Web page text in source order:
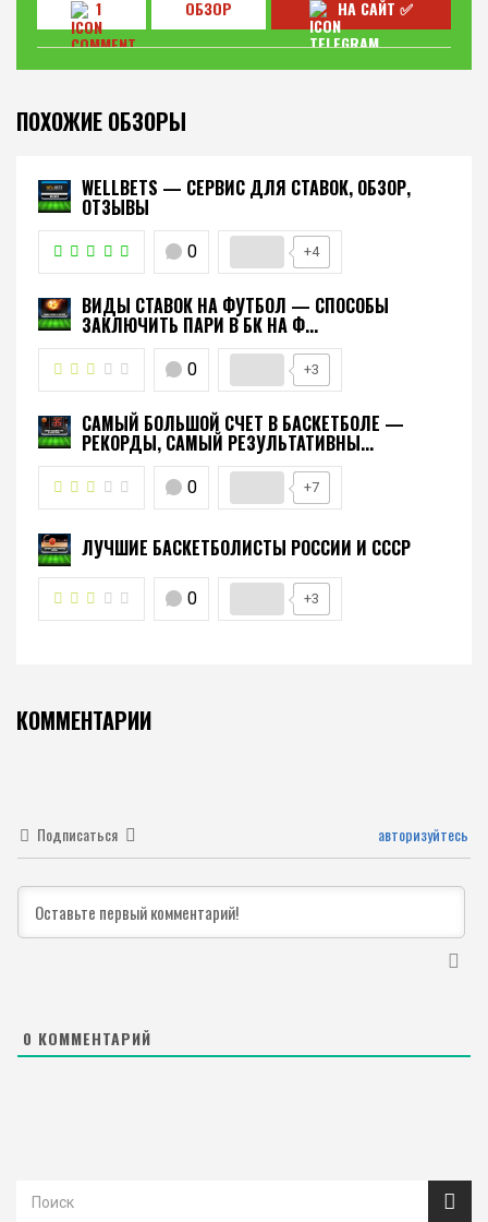
1 ОБЗОР НА САЙТ ✅
ПОХОЖИЕ ОБЗОРЫ
WELLBETS — СЕРВИС ДЛЯ СТАВОК, ОБЗОР,
ОТЗЫВЫ
0 +4
ВИДЫ СТАВОК НА ФУТБОЛ — СПОСОБЫ
ЗАКЛЮЧИТЬ ПАРИ В БК НА Ф...
0 +3
САМЫЙ БОЛЬШОЙ СЧЕТ В БАСКЕТБОЛЕ —
РЕКОРДЫ, САМЫЙ РЕЗУЛЬТАТИВНЫ...
0 +7
ЛУЧШИЕ БАСКЕТБОЛИСТЫ РОССИИ И СССР
0 +3
КОММЕНТАРИИ
Подписаться авторизуйтесь
0 КОММЕНТАРИЙ